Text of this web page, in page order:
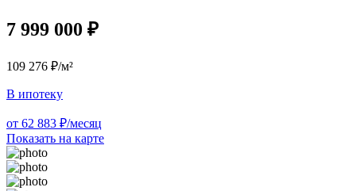
7 999 000 ₽
109 276 ₽/м²
В ипотеку
от 62 883 ₽/месяц
Показать на карте